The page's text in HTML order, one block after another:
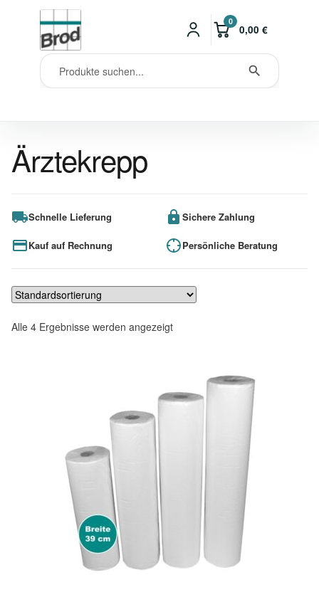
0
0,00 €
Ärztekrepp
Schnelle Lieferung Sichere Zahlung
Kauf auf Rechnung Persönliche Beratung
Alle 4 Ergebnisse werden angezeigt